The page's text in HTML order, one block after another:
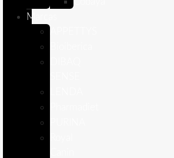
Marcas